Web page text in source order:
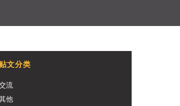
贴文分类
流
他